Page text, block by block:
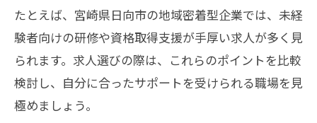
たとえば、宮崎県日向市の地域密着型企業では、未経
験者向けの研修や資格取得支援が手厚い求人が多く見
られます。求人選びの際は、これらのポイントを比較
検討し、自分に合ったサポートを受けられる職場を見
極めましょう。